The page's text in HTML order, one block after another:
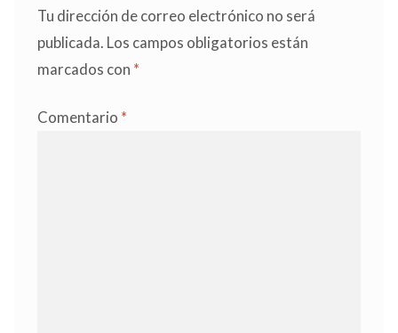
Tu dirección de correo electrónico no será
publicada. Los campos obligatorios están
marcados con *
Comentario *